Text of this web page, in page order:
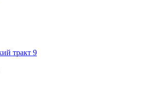
тракт 9